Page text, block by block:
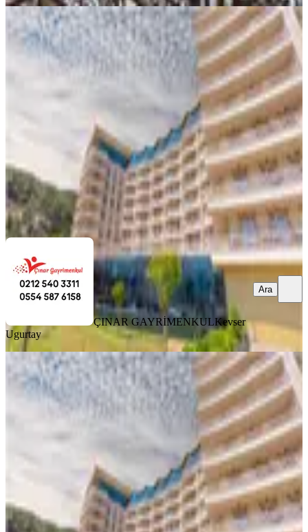
MANZARALI
Termal Palas Etabında Satılık 28
Temmuz - 11 Ağustos Devresi 3+1
Daire
Mudurnu, Karacasumandıra Mahallesi
2. Kat 10.09.2025
450.000 ₺
ÇINAR GAYRİMENKULKevser Ugurtay
Ara
ÇINAR GAYRİMENKULKevser
Ugurtay
Ara
MANZARALI
Termal Palas Etabında Satılık 3+1
Yaz Dönemi 12-26 Ağustos Tarihi
Mudurnu, Karacasumandıra Mahallesi
140 m² 2. Kat 10.09.2025
420.000 ₺
ÇINAR GAYRİMENKULKevser Ugurtay